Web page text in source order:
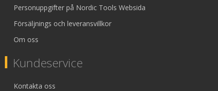
Personuppgifter på Nordic Tools Websida
Försäljnings och leveransvillkor
Om oss
Kundeservice
Kontakta oss